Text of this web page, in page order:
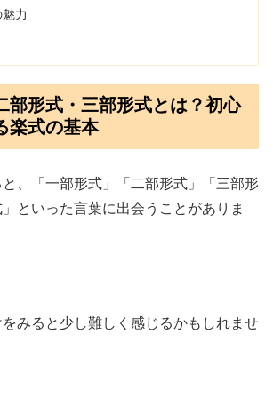
力
部形式・三部形式とは？初心
楽式の基本
、「一部形式」「二部形式」「三部形
といった言葉に出会うことがありま
みると少し難しく感じるかもしれませ